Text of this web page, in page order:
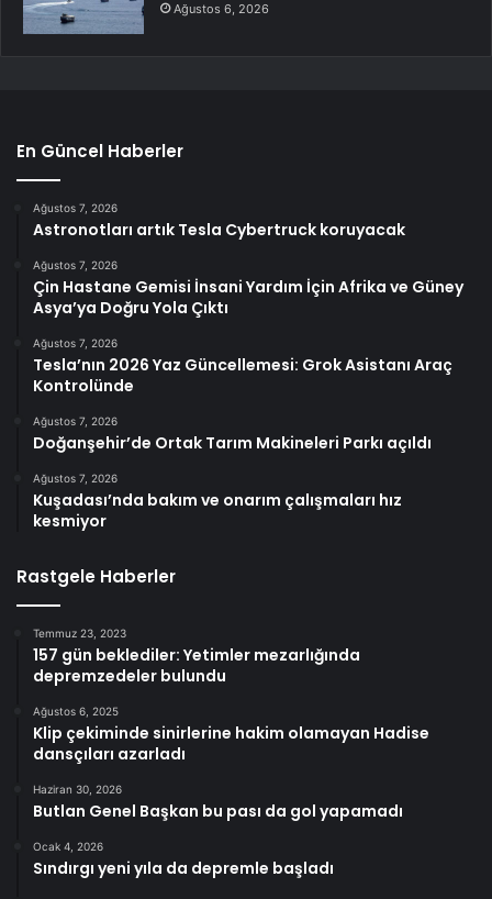
Ağustos 6, 2026
En Güncel Haberler
Ağustos 7, 2026
Astronotları artık Tesla Cybertruck koruyacak
Ağustos 7, 2026
Çin Hastane Gemisi İnsani Yardım İçin Afrika ve Güney
Asya’ya Doğru Yola Çıktı
Ağustos 7, 2026
Tesla’nın 2026 Yaz Güncellemesi: Grok Asistanı Araç
Kontrolünde
Ağustos 7, 2026
Doğanşehir’de Ortak Tarım Makineleri Parkı açıldı
Ağustos 7, 2026
Kuşadası’nda bakım ve onarım çalışmaları hız
kesmiyor
Rastgele Haberler
Temmuz 23, 2023
157 gün beklediler: Yetimler mezarlığında
depremzedeler bulundu
Ağustos 6, 2025
Klip çekiminde sinirlerine hakim olamayan Hadise
dansçıları azarladı
Haziran 30, 2026
Butlan Genel Başkan bu pası da gol yapamadı
Ocak 4, 2026
Sındırgı yeni yıla da depremle başladı